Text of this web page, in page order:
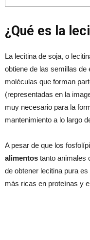
¿Qué es la
La lecitina de soja, o
obtiene de las semillas de
moléculas que forman
(representadas en la
muy necesario para la
mantenimiento a lo largo
A pesar de que los
alimentos tanto animales
de obtener lecitina pura
más ricas en proteínas y